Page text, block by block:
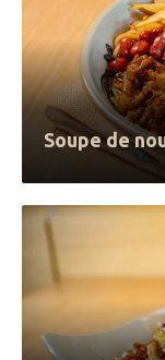
Soupe de